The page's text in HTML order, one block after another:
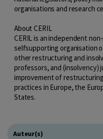
organisations and research
About CERIL
CERIL is an independent
selfsupporting organisation
other restructuring and
professors, and (insolvency)
improvement of
practices in Europe, the
States.
Auteur(s)